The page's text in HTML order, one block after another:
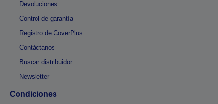
Devoluciones
Control de garantía
Registro de CoverPlus
Contáctanos
Buscar distribuidor
Newsletter
Condiciones